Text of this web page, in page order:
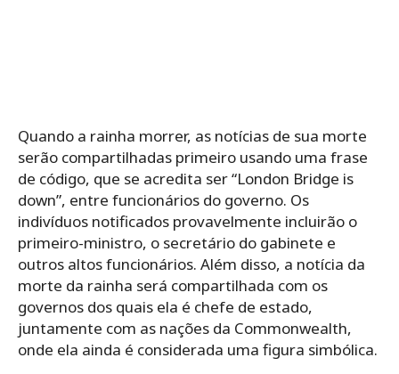
Quando a rainha morrer, as notícias de sua morte
serão compartilhadas primeiro usando uma frase
de código, que se acredita ser “London Bridge is
down”, entre funcionários do governo. Os
indivíduos notificados provavelmente incluirão o
primeiro-ministro, o secretário do gabinete e
outros altos funcionários. Além disso, a notícia da
morte da rainha será compartilhada com os
governos dos quais ela é chefe de estado,
juntamente com as nações da Commonwealth,
onde ela ainda é considerada uma figura simbólica.